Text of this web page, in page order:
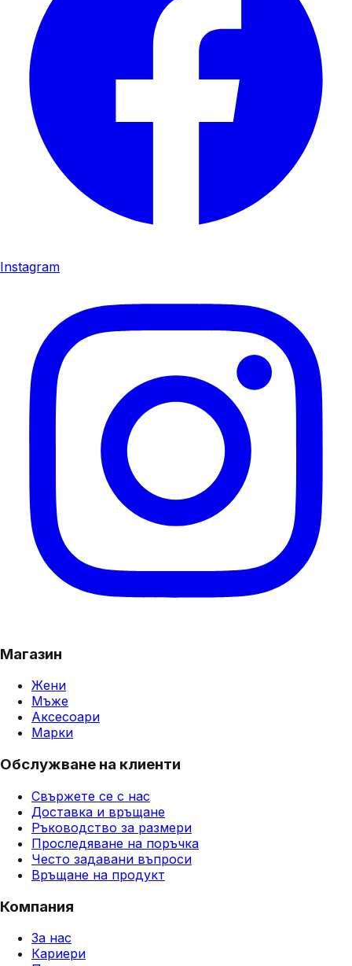
Instagram
Магазин
Жени
Мъже
Аксесоари
Марки
Обслужване на клиенти
Свържете се с нас
Доставка и връщане
Ръководство за размери
Проследяване на поръчка
Често задавани въпроси
Връщане на продукт
Компания
За нас
Кариери